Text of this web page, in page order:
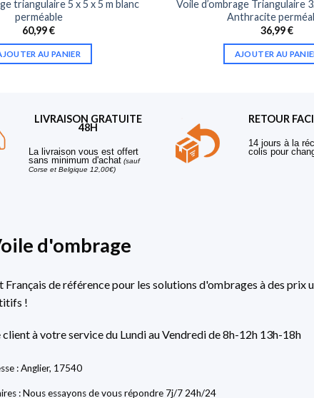
triangulaire 5 x 5 x 5 m blanc
perméable
60,99€
AU PANIER
Voile d’ombrage Triangulaire
Anthracite
36,99€
AJOUTER AU
LIVRAISON GRATUITE
48H
La livraison vous est offert
sans minimum d'achat (sauf
Corse et Belgique 12,00€)
RETOUR
14 jours à la
colis pour
d'ombrage
Français de référence pour les solutions d'ombrages à des prix
!
client à votre service du Lundi au Vendredi de 8h-12h 13h-18h
: Anglier, 17540
: Nous essayons de vous répondre 7j/7 24h/24